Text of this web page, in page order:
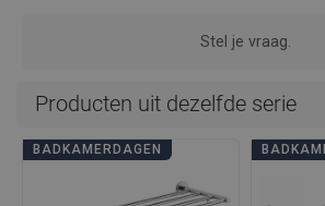
Stel je vraag.
Producten uit dezelfde serie
BADKAMERDAGEN